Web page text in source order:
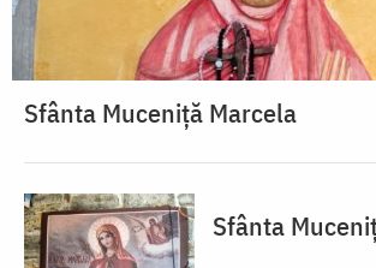
Sfânta Muceniță Marcela
Sfânta